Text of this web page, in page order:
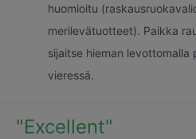
huomioitu
merilevätuotteet). Paikka
sijaitse hieman levottomalla
vieressä.
"Excellent"